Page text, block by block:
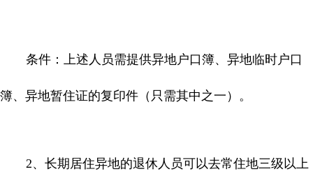
条件：上述人员需提供异地户口簿、异地临时户口
簿、异地暂住证的复印件（只需其中之一）。
2、长期居住异地的退休人员可以去常住地三级以上